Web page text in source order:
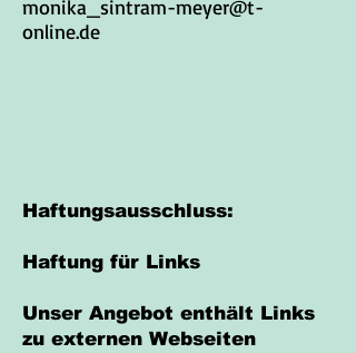
monika_sintram-meyer@t-
online.de
Haftungsausschluss:
Haftung für Links
Unser Angebot enthält Links
zu externen Webseiten